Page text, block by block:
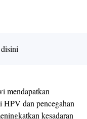
mendapatkan
HPV dan pencegahan
kesadaran